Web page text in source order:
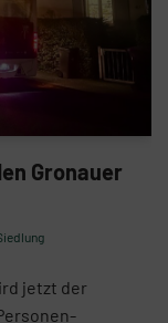
Gronauer
jetzt der